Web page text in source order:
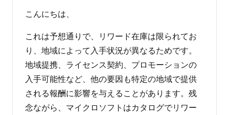
す ン
こんにちは、
これは予想通りで、リワード在庫は限られてお
り、地域によって入手状況が異なるためです。
地域提携、ライセンス契約、プロモーションの
入手可能性など、他の要因も特定の地域で提供
される報酬に影響を与えることがあります。残
念ながら、マイクロソフトはカタログでリワー